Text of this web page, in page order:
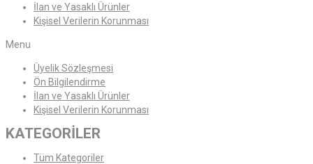
İlan ve Yasaklı Ürünler
Kişisel Verilerin Korunması
Menu
Üyelik Sözleşmesi
Ön Bilgilendirme
İlan ve Yasaklı Ürünler
Kişisel Verilerin Korunması
KATEGORİLER
Tüm Kategoriler